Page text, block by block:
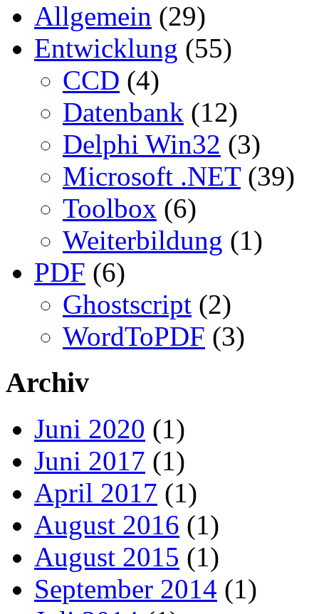
Allgemein (29)
Entwicklung (55)
CCD (4)
Datenbank (12)
Delphi Win32 (3)
Microsoft .NET(39)
Toolbox (6)
Weiterbildung (1)
PDF (6)
Ghostscript (2)
WordToPDF (3)
Archiv
Juni 2020 (1)
Juni 2017 (1)
April 2017 (1)
August 2016 (1)
August 2015 (1)
September 2014 (1)